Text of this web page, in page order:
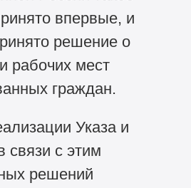
впервые, и
решение о
рабочих мест
граждан.
Указа и
связи с этим
решений